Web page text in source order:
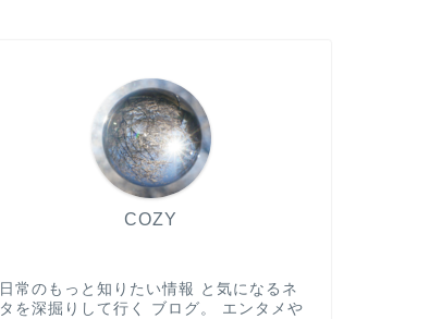
COZY
日常のもっと知りたい情報 と気になるネ
タを深掘りして行く ブログ。 エンタメや